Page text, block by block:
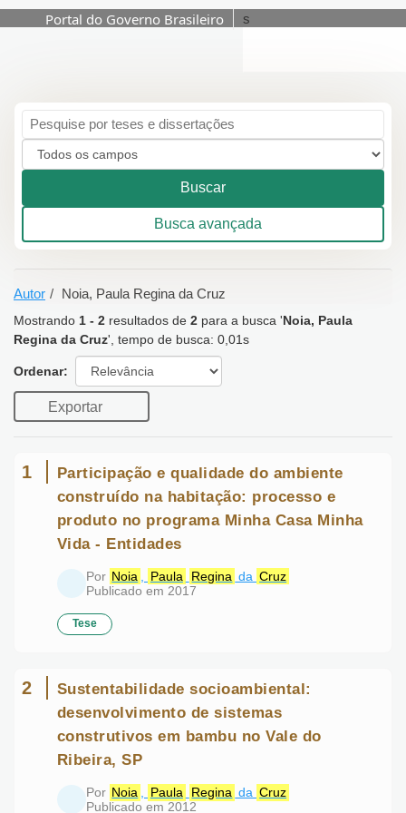
Portal do Governo Brasileiro s
Mostrando1 - 2resultados
Buscar
Busca avançada
Autor Noia, Paula Regina da Cruz
Mostrando 1 - 2 resultados de 2 para a busca 'Noia, Paula
Regina da Cruz' , tempo de busca: 0,01s
Ordenar:
Exportar
1
Participação e qualidade do ambiente
construído na habitação: processo e
produto no programa Minha Casa Minha
Vida - Entidades
Por Noia Paula Regina da Cruz
Publicado em 2017
Tese
2
Sustentabilidade socioambiental:
desenvolvimento de sistemas
construtivos em bambu no Vale do
Ribeira, SP
Por Noia , Paula Regina da Cruz
Publicado em 2012